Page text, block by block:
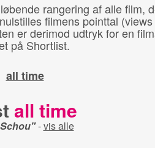
rangering af alle film,
filmens pointtal
er derimod udtryk for en
på Shortlist.
all time
all time
-vis alle